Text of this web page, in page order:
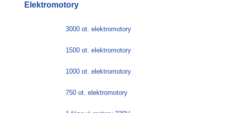
více
Elektromotory
3000 ot. elektromotory
1500 ot. elektromotory
1000 ot. elektromotory
750 ot. elektromotory